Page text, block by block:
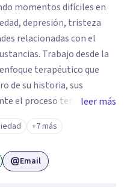
momentos difíciles en
depresión, tristeza
relacionadas con el
desde la
terapéutico que
de su historia, sus
el proceso terapéutico
pasadas, tus vínculos
tu bienestar emocional,
significativos y
leer más
+7 más
Email